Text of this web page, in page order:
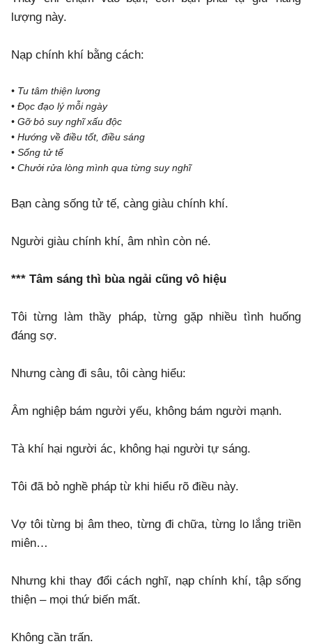
lượng này.
Nạp chính khí bằng cách:
• Tu tâm thiện lương
• Đọc đạo lý mỗi ngày
• Gỡ bỏ suy nghĩ xấu độc
• Hướng về điều tốt, điều sáng
• Sống tử tế
• Chưởi rửa lòng mình qua từng suy nghĩ
Bạn càng sống tử tế, càng giàu chính khí.
Người giàu chính khí, âm nhìn còn né.
*** Tâm sáng thì bùa ngải cũng vô hiệu
Tôi từng làm thầy pháp, từng gặp nhiều tình huống
đáng sợ.
Nhưng càng đi sâu, tôi càng hiểu:
Âm nghiệp bám người yếu, không bám người mạnh.
Tà khí hại người ác, không hại người tự sáng.
Tôi đã bỏ nghề pháp từ khi hiểu rõ điều này.
Vợ tôi từng bị âm theo, từng đi chữa, từng lo lắng triền
miên…
Nhưng khi thay đổi cách nghĩ, nạp chính khí, tập sống
thiện – mọi thứ biến mất.
Không cần trấn.